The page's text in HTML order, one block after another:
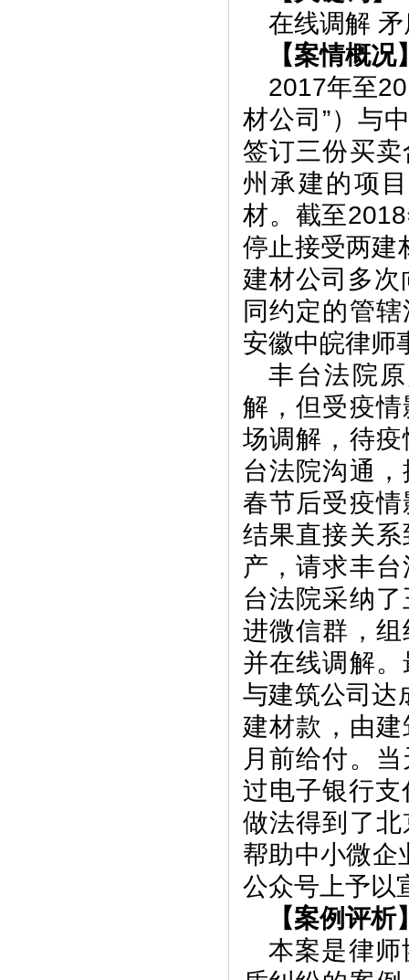
在线调解
【案情概况
2017年至
材公司”）与
签订三份买
州承建的项
材。截至
停止接受两建
建材公司多
同约定的管
安徽中皖律师
丰台法院
解，但受疫
场调解，待
台法院沟通
春节后受疫
结果直接关
产，请求丰
台法院采纳
进微信群，
并在线调解
与建筑公司达
建材款，由
月前给付。
过电子银行
做法得到了
帮助中小微企
公众号上予以
【案例评析
本案是律